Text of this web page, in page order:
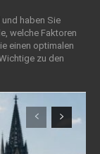
haben Sie
welche Faktoren
einen optimalen
zu den